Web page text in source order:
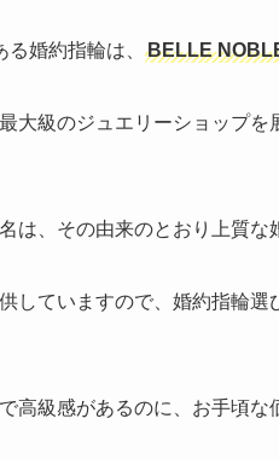
婚約指輪は、 BELLE
大級のジュエリーショップ
は、その由来のとおり上質な
していますので、婚約指輪
高級感があるのに、お手頃